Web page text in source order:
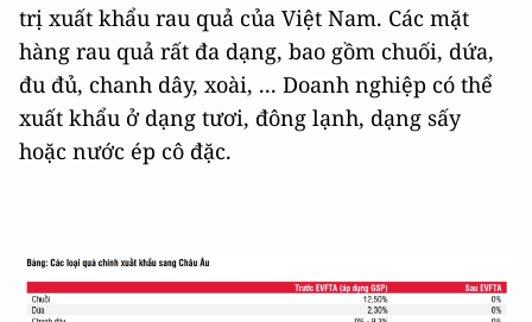
trị xuất khẩu rau quả của Việt Nam. Các mặt
hàng rau quả rất đa dạng, bao gồm chuối, dứa,
đu đủ, chanh dây, xoài, ... Doanh nghiệp có thể
xuất khẩu ở dạng tươi, đông lạnh, dạng sấy
hoặc nước ép cô đặc.